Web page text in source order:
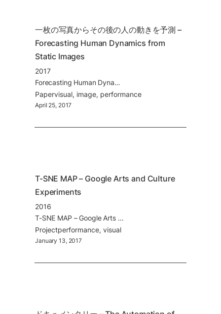
一枚の写真からその後の人の動きを予測 –
Forecasting Human Dynamics from
Static Images
2017
Forecasting Human Dynamics from Static Images
Papervisual image performance
April 25, 2017
T-SNE MAP – Google Arts and Culture
Experiments
2016
T-SNE MAP – Google Arts and Culture Experiments
Projectperformance visual
January 13, 2017